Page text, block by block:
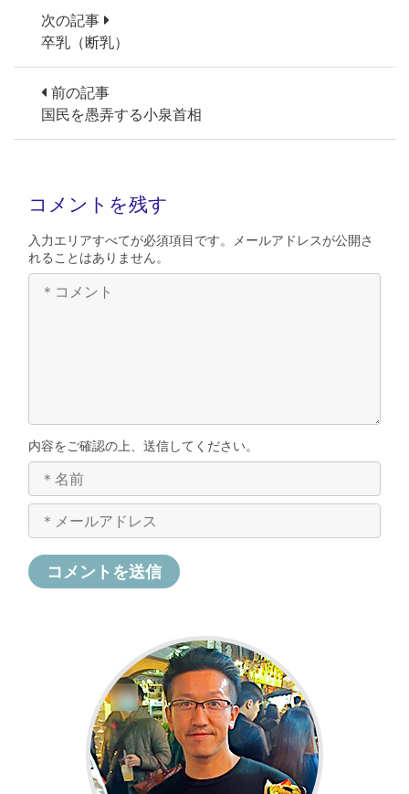
次の記事
卒乳（断乳）
前の記事
国民を愚弄する小泉首相
コメントを残す
入力エリアすべてが必須項目です。メールアドレスが公開さ
れることはありません。
内容をご確認の上、送信してください。